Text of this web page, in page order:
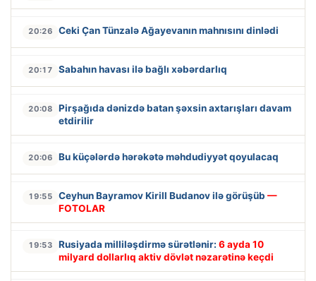
20:26 Ceki Çan Tünzalə Ağayevanın mahnısını dinlədi
20:17 Sabahın havası ilə bağlı xəbərdarlıq
20:08
Pirşağıda dənizdə batan şəxsin axtarışları davam
etdirilir
20:06 Bu küçələrdə hərəkətə məhdudiyyət qoyulacaq
19:55 Ceyhun Bayramov Kirill Budanov ilə görüşüb —
FOTOLAR
19:53 Rusiyada milliləşdirmə sürətlənir: 6 ayda 10
milyard dollarlıq aktiv dövlət nəzarətinə keçdi